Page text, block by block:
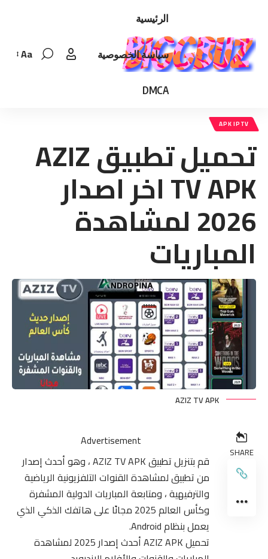
الرئيسية
سياسة الخصوصية
DMCA
Font
Aa
APK IPTV
تحميل تطبيق AZIZ
TV APK اخر اصدار
2026 لمشاهدة
المباريات
AZIZ TV APK
SHARE
Advertisement
قم بتنزيل تطبيق AZIZ TV APK ، وهو أحدث إصدار
من تطبيق لمشاهدة القنوات التلفزيونية الرياضية
والترفيهية ، ومتابعة المباريات الدولية المشفرة
وكأس العالم 2025 مجانًا على هاتفك الذكي الذي
يعمل بنظام Android.
تحميل AZIZ APK أحدث إصدار 2025
لمشاهدة